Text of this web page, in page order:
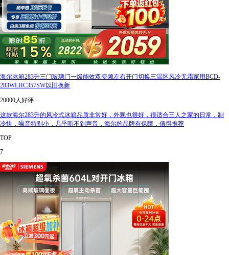
海尔冰箱283升三门玻璃门一级能效双变频左右开门切换三温区风冷无霜家用BCD-
283WLHC357SW以旧换新
20000人好评
这款海尔283升的风冷式冰箱品质非常好，外观也很好，很适合三人之家的日常，制
冷快，噪音特别小，几乎听不到声音，海尔的品牌有保障，值得推荐
TOP
7